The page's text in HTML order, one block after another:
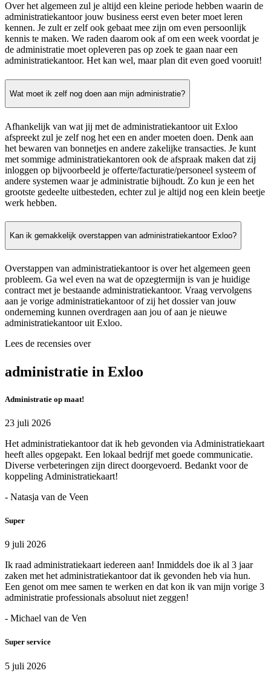
Over het algemeen zul je altijd een kleine periode hebben waarin de
administratiekantoor jouw business eerst even beter moet leren
kennen. Je zult er zelf ook gebaat mee zijn om even persoonlijk
kennis te maken. We raden daarom ook af om een week voordat je
de administratie moet opleveren pas op zoek te gaan naar een
administratiekantoor. Het kan wel, maar plan dit even goed vooruit!
Wat moet ik zelf nog doen aan mijn administratie?
Afhankelijk van wat jij met de administratiekantoor uit Exloo
afspreekt zul je zelf nog het een en ander moeten doen. Denk aan
het bewaren van bonnetjes en andere zakelijke transacties. Je kunt
met sommige administratiekantoren ook de afspraak maken dat zij
inloggen op bijvoorbeeld je offerte/facturatie/personeel systeem of
andere systemen waar je administratie bijhoudt. Zo kun je een het
grootste gedeelte uitbesteden, echter zul je altijd nog een klein beetje
werk hebben.
Kan ik gemakkelijk overstappen van administratiekantoor Exloo?
Overstappen van administratiekantoor is over het algemeen geen
probleem. Ga wel even na wat de opzegtermijn is van je huidige
contract met je bestaande administratiekantoor. Vraag vervolgens
aan je vorige administratiekantoor of zij het dossier van jouw
onderneming kunnen overdragen aan jou of aan je nieuwe
administratiekantoor uit Exloo.
Lees de recensies over
administratie in Exloo
Administratie op maat!
23 juli 2026
Het administratiekantoor dat ik heb gevonden via Administratiekaart
heeft alles opgepakt. Een lokaal bedrijf met goede communicatie.
Diverse verbeteringen zijn direct doorgevoerd. Bedankt voor de
koppeling Administratiekaart!
- Natasja van de Veen
Super
9 juli 2026
Ik raad administratiekaart iedereen aan! Inmiddels doe ik al 3 jaar
zaken met het administratiekantoor dat ik gevonden heb via hun.
Een genot om mee samen te werken en dat kon ik van mijn vorige 3
administratie professionals absoluut niet zeggen!
- Michael van de Ven
Super service
5 juli 2026